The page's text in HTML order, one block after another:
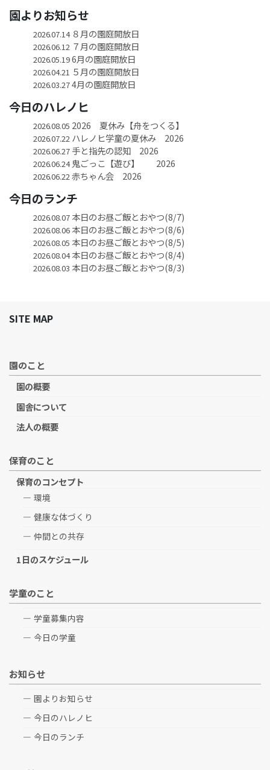
園よりお知らせ
2026.07.14８月の園庭開放日
2026.06.12７月の園庭開放日
2026.05.196月の園庭開放日
2026.04.21 ５月の園庭開放日
2026.03.274月の園庭開放日
今日のハレノヒ
2026.08.05 2026 夏休み【舟をつくる】
2026.07.22ハレノヒ学童の夏休み 2026
2026.06.27手と指先の認知 2026
2026.06.24鬼ごっこ【遊び】 2026
2026.06.22赤ちゃん会 2026
今日のランチ
2026.08.07本日のお昼ご飯とおやつ(8/7)
2026.08.06本日のお昼ご飯とおやつ(8/6)
2026.08.05 本日のお昼ご飯とおやつ(8/5)
2026.08.04本日のお昼ご飯とおやつ(8/4)
2026.08.03 本日のお昼ご飯とおやつ(8/3)
SITE MAP
園のこと
園の概要
園舎について
法人の概要
保育のこと
保育のコンセプト
環境
健康な体づくり
仲間との共存
1日のスケジュール
学童のこと
学童募集内容
今日の学童
お知らせ
園よりお知らせ
今日のハレノヒ
今日のランチ